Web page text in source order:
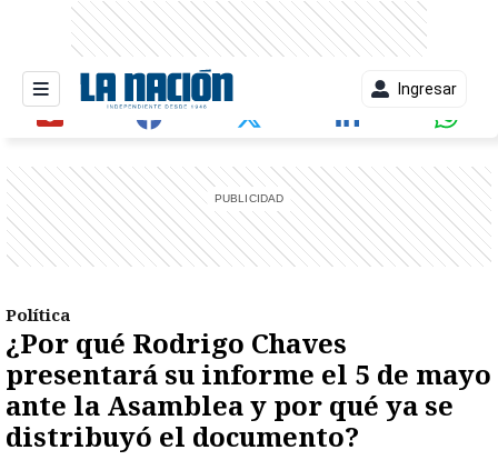
Ingresar
Política
¿Por qué Rodrigo Chaves
presentará su informe el 5 de mayo
ante la Asamblea y por qué ya se
distribuyó el documento?